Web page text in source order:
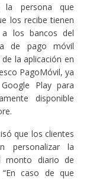
la persona que
los recibe tienen
los bancos del
de pago móvil
la aplicación en
PagoMóvil, ya
Play para
disponible
que los clientes
personalizar la
monto diario de
caso de que